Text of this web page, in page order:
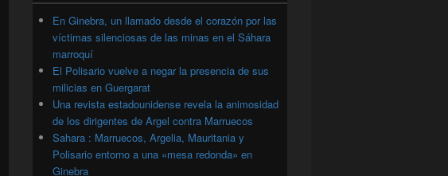
En Ginebra, un llamado desde el corazón por las
víctimas silenciosas de las minas en el Sáhara
marroquí
El Polisario vuelve a negar la presencia de sus
milicias en Guergarat
Una revista estadounidense revela la animosidad
de los dirigentes de Argel contra Marruecos
Sahara : Marruecos, Argelia, Mauritania y
Polisario entorno a una «mesa redonda» en
Ginebra